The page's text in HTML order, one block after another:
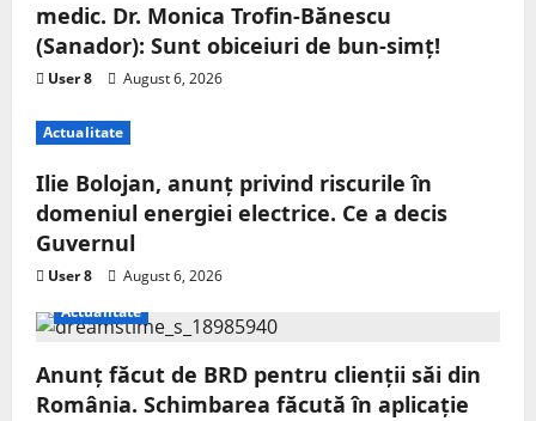
medic. Dr. Monica Trofin-Bănescu
(Sanador): Sunt obiceiuri de bun-simț!
User 8 August 6, 2026
Actualitate
Ilie Bolojan, anunț privind riscurile în
domeniul energiei electrice. Ce a decis
Guvernul
User 8
August 6, 2026
Actualitate
Anunț făcut de BRD pentru clienții săi din
România. Schimbarea făcută în aplicație